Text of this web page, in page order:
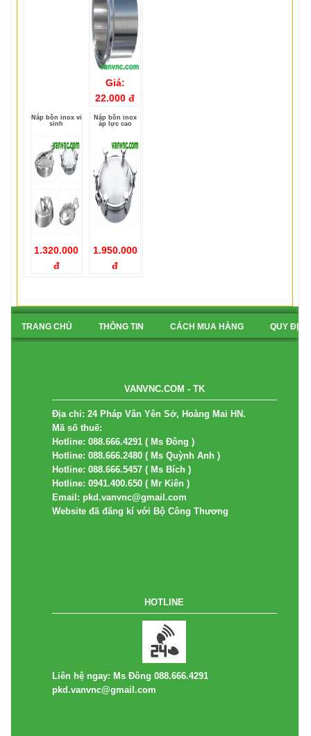
Giá:
22.000 đ
Nắp bồn inox vi
sinh
1.320.000
đ
Nắp bồn inox
áp lực cao
1.950.000
đ
TRANG CHỦ THÔNG TIN CÁCH MUA HÀNG QUY
VANVNC.COM - TK
Địa chỉ: 24 Pháp Vân Yên Sở, Hoàng Mai HN.
Mã số thuế:
Hotline: 088.666.4291 ( Ms Đông )
Hotline: 088.666.2480 ( Ms Quỳnh Anh )
Hotline: 088.666.5457 ( Ms Bích )
Hotline: 0941.400.650 ( Mr Kiên )
Email: pkd.vanvnc@gmail.com
Website đã đăng kí với Bộ Công Thương
HOTLINE
Liên hệ ngay: Ms Đông 088.666.4291
pkd.vanvnc@gmail.com